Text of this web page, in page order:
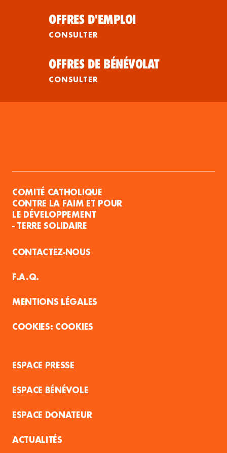
OFFRES D'EMPLOI
CONSULTER
OFFRES DE BÉNÉVOLAT
CONSULTER
COMITÉ CATHOLIQUE
CONTRE LA FAIM ET POUR
LE DÉVELOPPEMENT
- TERRE SOLIDAIRE
CONTACTEZ-NOUS
F.A.Q.
MENTIONS LÉGALES
COOKIES
ESPACE PRESSE
ESPACE BÉNÉVOLE
ESPACE DONATEUR
ACTUALITÉS